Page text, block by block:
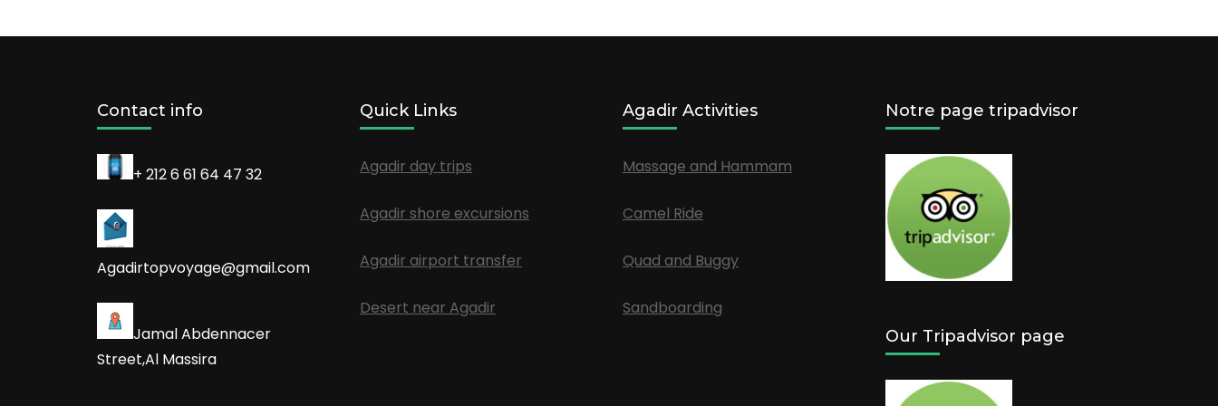
Contact info
+ 212 6 61 64 47 32
Agadirtopvoyage@gmail.com
Jamal Abdennacer
Street,Al Massira
Quick Links
Agadir day trips
Agadir shore excursions
Agadir airport transfer
Desert near Agadir
Agadir Activities
Massage and Hammam
Camel Ride
Quad and Buggy
Sandboarding
Notre page tripadvisor
Our Tripadvisor page